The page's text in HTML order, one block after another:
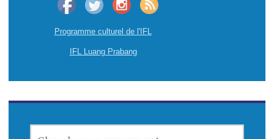
Programme culturel de l'IFL
IFL Luang Prabang